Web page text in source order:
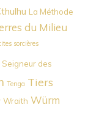
La Méthode
du Milieu
sorcières
Seigneur des
Tenga Tiers
Wraith Würm